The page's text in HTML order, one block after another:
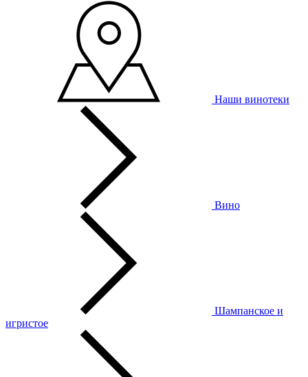
Наши винотеки
Вино
Шампанское и
игристое